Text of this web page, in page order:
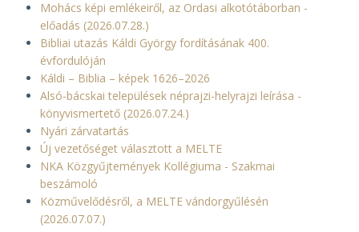
Mohács képi emlékeiről, az Ordasi alkotótáborban -
előadás (2026.07.28.)
Bibliai utazás Káldi György fordításának 400.
évfordulóján
Káldi – Biblia – képek 1626–2026
Alsó-bácskai települések néprajzi-helyrajzi leírása -
könyvismertető (2026.07.24.)
Nyári zárvatartás
Új vezetőséget választott a MELTE
NKA Közgyűjtemények Kollégiuma - Szakmai
beszámoló
Közművelődésről, a MELTE vándorgyűlésén
(2026.07.07.)